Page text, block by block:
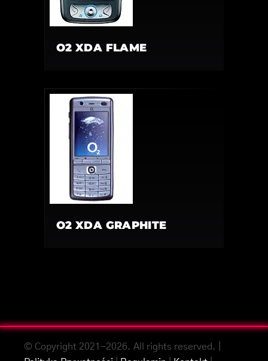
O2 XDA FLAME
O2 XDA GRAPHITE
© Copyright 2021-2026. All rights reserved. |